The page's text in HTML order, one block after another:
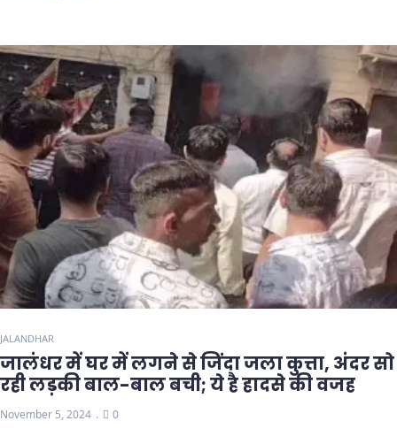
JALANDHAR
जालंधर में घर में लगने से जिंदा जला कुत्ता, अंदर सो
रही लड़की बाल-बाल बची; ये है हादसे की वजह
November 5, 2024 0